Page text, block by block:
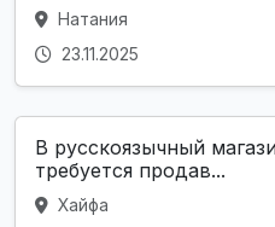
Натания
23.11.2025
В русскоязычный
требуется продав...
Хайфа